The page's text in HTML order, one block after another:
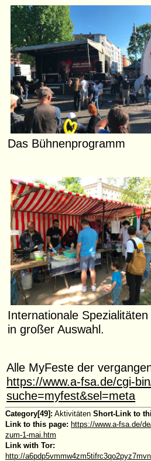
Das Bühnenprogramm
Internationale
in großer Auswahl.
Alle MyFeste der
https://www.a-fsa.de/cgi-
suche=myfest&sel=meta
Category[49]: Aktivitäten Short-Link to
Link to this page: https://www.a-fsa.de/
zum-1-mai.htm
Link with Tor:
http://